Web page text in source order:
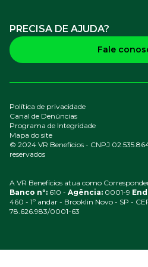
PRECISA DE AJUDA?
Fale
© 2024 VR Benefícios - CNPJ
reservados
Política de privacidade
Canal de Denúncias
Programa de Integridade
Mapa do site
A VR Benefícios atua como
Banco nº: 610 - Agência: 0001-9
460 - 1º andar - Brooklin Novo - SP -
78.626.983/0001-63